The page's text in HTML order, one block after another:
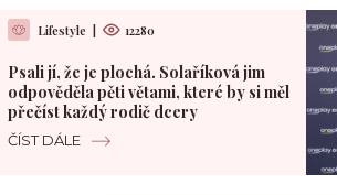
Lifestyle | 12280
Psali jí, že je plochá. Solaříková jim
odpověděla pěti větami, které by si měl
přečíst každý rodič dcery
ČÍST DÁLE